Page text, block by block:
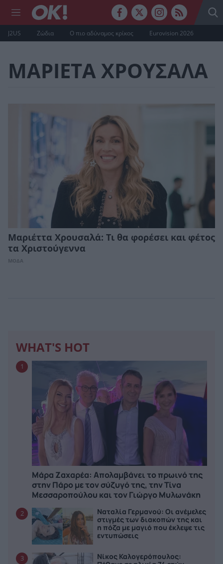
J2US Ζώδια Ο πιο αδύναμος κρίκος Eurovision 2026
ΜΑΡΙΕΤΑ ΧΡΟΥΣΑΛΑ
Μαριέττα Χρουσαλά: Τι θα φορέσει και φέτος
τα Χριστούγεννα
ΜΟΔΑ
WHAT'S HOT
1
Μάρα Ζαχαρέα: Απολαμβάνει το πρωινό της
στην Πάρο με τον σύζυγό της, την Τίνα
Μεσσαροπούλου και τον Γιώργο Μυλωνάκη
2
Ναταλία Γερμανού: Οι ανέμελες
στιγμές των διακοπών της και
η πόζα με μαγιό που έκλεψε τις
εντυπώσεις
3
Νίκος Καλογερόπουλος: